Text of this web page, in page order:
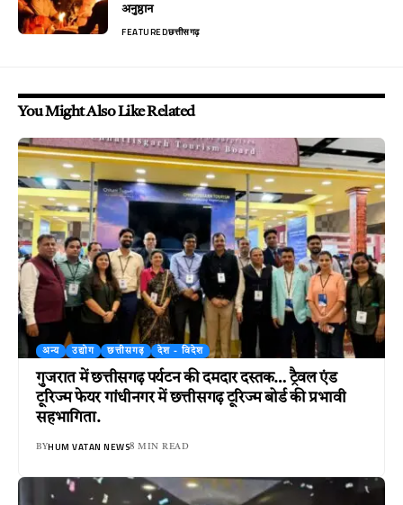
अनुष्ठान
FEATUREDछत्तीसगढ़
You Might Also Like Related
अन्य उद्योग छत्तीसगढ़ देश - विदेश
गुजरात में छत्तीसगढ़ पर्यटन की दमदार दस्तक… ट्रैवल एंड
टूरिज्म फेयर गांधीनगर में छत्तीसगढ़ टूरिज्म बोर्ड की प्रभावी
सहभागिता.
BYHUM VATAN NEWS8 MIN READ